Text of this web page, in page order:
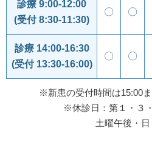
診療 9:00-12:00
(受付 8:30-11:30)
〇 〇
診療 14:00-16:30
(受付 13:30-16:00)
〇 〇
※新患の受付時間は15:00
※休診日：第１・３
土曜午後・日